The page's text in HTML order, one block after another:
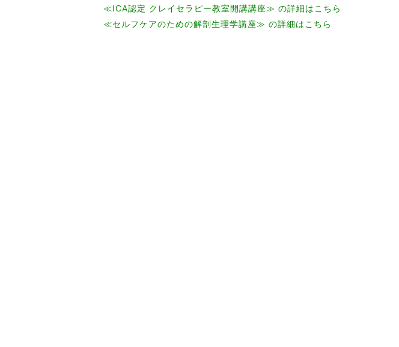
≪ICA認定 クレイセラピー教室開講講座≫ の詳細はこちら
≪セルフケアのための解剖生理学講座≫ の詳細はこちら